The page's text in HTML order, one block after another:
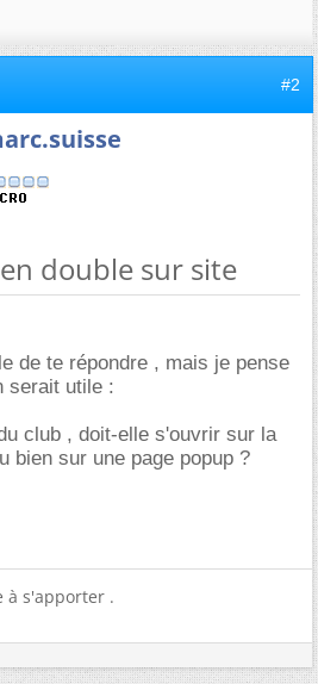
#2
double sur site
de te répondre , mais je pense
serait utile :
club , doit-elle s'ouvrir sur la
bien sur une page popup ?
à s'apporter .